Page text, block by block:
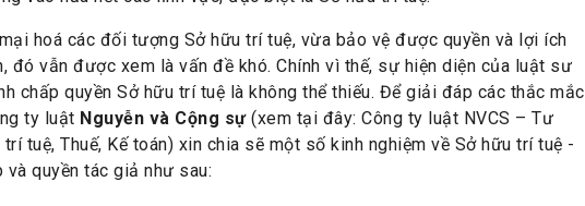
hoá các đối tượng Sở hữu trí tuệ, vừa bảo vệ được quyền và lợi ích
đó vẫn được xem là vấn đề khó. Chính vì thế, sự hiện diện của luật sư
chấp quyền Sở hữu trí tuệ là không thể thiếu. Để giải đáp các thắc mắc
ty luật Nguyễn và Cộng sự(xem tại đây: Công ty luật NVCS – Tư
tuệ, Thuế, Kế toán) xin chia sẽ một số kinh nghiệm về Sở hữu trí tuệ -
quyền tác giả như sau: